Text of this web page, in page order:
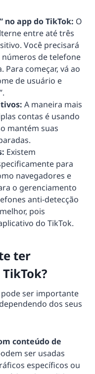
no app do TikTok: O
entre até três
Você precisará
números de telefone
Para começar, vá ao
de usuário e
A maneira mais
contas é usando
mantém suas
Existem
para
navegadores e
o gerenciamento
anti-detecção
pois
do TikTok.
ter
ser importante
dos seus
conteúdo de
ser usadas
específicos ou